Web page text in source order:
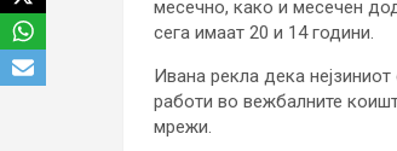
месечно, како и месечен
сега имаат 20 и 14 години.
Ивана рекла дека
работи во вежбалните
мрежи.